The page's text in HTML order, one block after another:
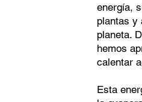
energía,
plantas y
planeta.
hemos
calentar
Esta